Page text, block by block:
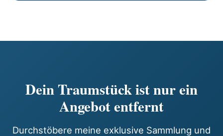
Dein Traumstück ist nur ein
Angebot entfernt
Durchstöbere meine exklusive Sammlung und